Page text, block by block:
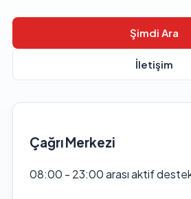
Şimdi Ara
İletişim
Çağrı Merkezi
08:00 - 23:00 arası aktif